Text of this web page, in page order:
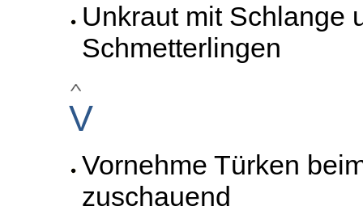
Unkraut mit Schlange
Schmetterlingen
V
Vornehme Türken
zuschauend